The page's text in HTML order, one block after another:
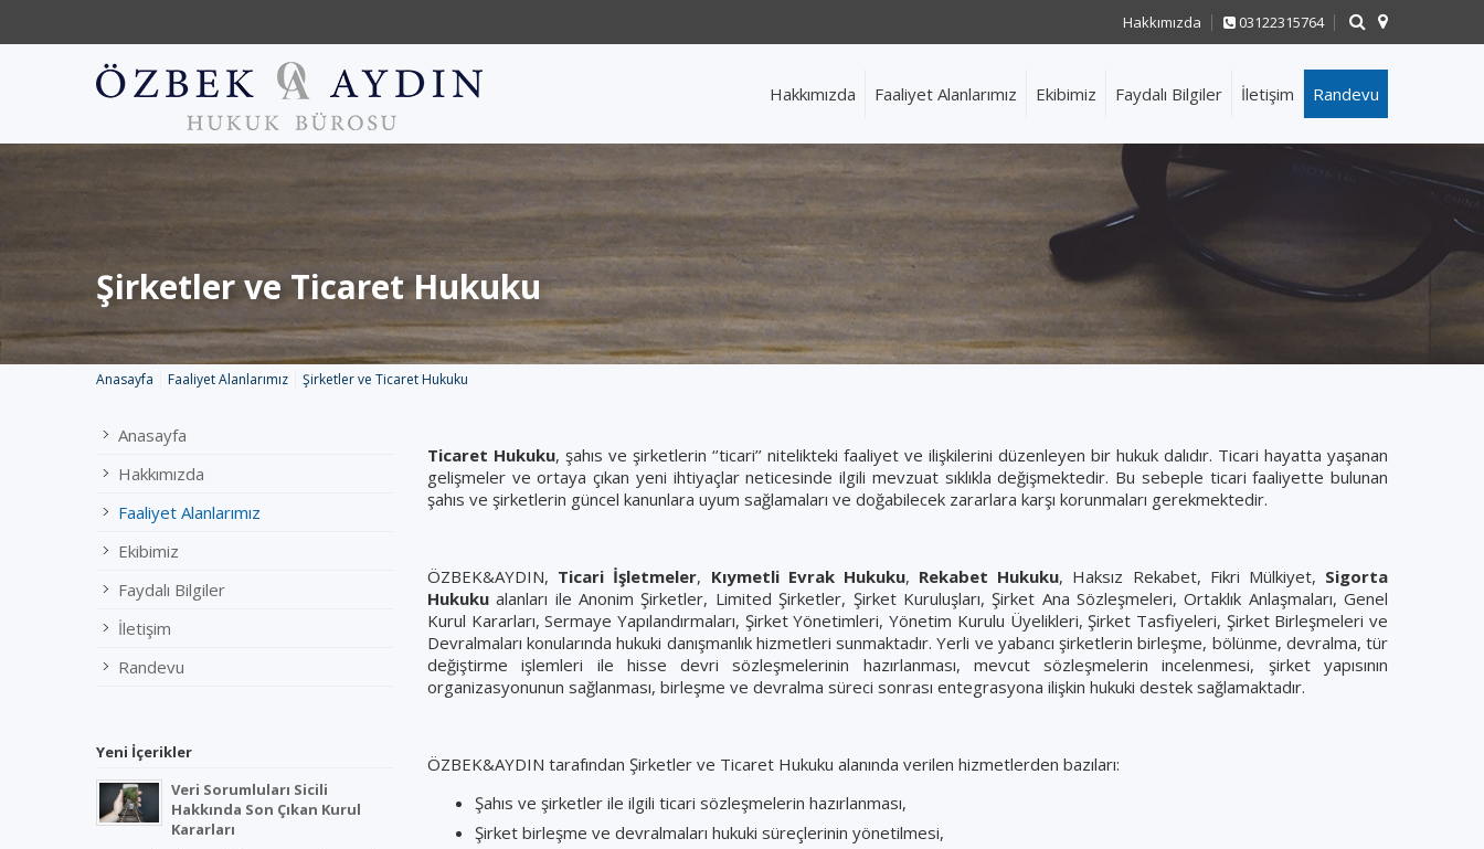
Hakkımızda 03122315764
Hakkımızda Faaliyet Alanlarımız Ekibimiz Faydalı Bilgiler İletişim Randevu
Şirketler ve Ticaret Hukuku
Anasayfa Faaliyet Alanlarımız Şirketler ve Ticaret Hukuku
Anasayfa
Hakkımızda
Faaliyet Alanlarımız
Ekibimiz
Faydalı Bilgiler
İletişim
Randevu
Yeni İçerikler
Veri Sorumluları Sicili
Hakkında Son Çıkan Kurul
Kararları
Ticaret Hukuku, şahıs ve şirketlerin ‘’ticari’’ nitelikteki faaliyet ve ilişkilerini düzenleyen bir hukuk dalıdır. Ticari hayatta yaşanan
gelişmeler ve ortaya çıkan yeni ihtiyaçlar neticesinde ilgili mevzuat sıklıkla değişmektedir. Bu sebeple ticari faaliyette bulunan
şahıs ve şirketlerin güncel kanunlara uyum sağlamaları ve doğabilecek zararlara karşı korunmaları gerekmektedir.
ÖZBEK&AYDIN, Ticari İşletmeler, Kıymetli Evrak Hukuku, Rekabet Hukuku, Haksız Rekabet, Fikri Mülkiyet, Sigorta
Hukuku alanları ile Anonim Şirketler, Limited Şirketler, Şirket Kuruluşları, Şirket Ana Sözleşmeleri, Ortaklık Anlaşmaları, Genel
Kurul Kararları, Sermaye Yapılandırmaları, Şirket Yönetimleri, Yönetim Kurulu Üyelikleri, Şirket Tasfiyeleri, Şirket Birleşmeleri ve
Devralmaları konularında hukuki danışmanlık hizmetleri sunmaktadır. Yerli ve yabancı şirketlerin birleşme, bölünme, devralma, tür
değiştirme işlemleri ile hisse devri sözleşmelerinin hazırlanması, mevcut sözleşmelerin incelenmesi, şirket yapısının
organizasyonunun sağlanması, birleşme ve devralma süreci sonrası entegrasyona ilişkin hukuki destek sağlamaktadır.
ÖZBEK&AYDIN tarafından Şirketler ve Ticaret Hukuku alanında verilen hizmetlerden bazıları:
Şahıs ve şirketler ile ilgili ticari sözleşmelerin hazırlanması,
Şirket birleşme ve devralmaları hukuki süreçlerinin yönetilmesi,